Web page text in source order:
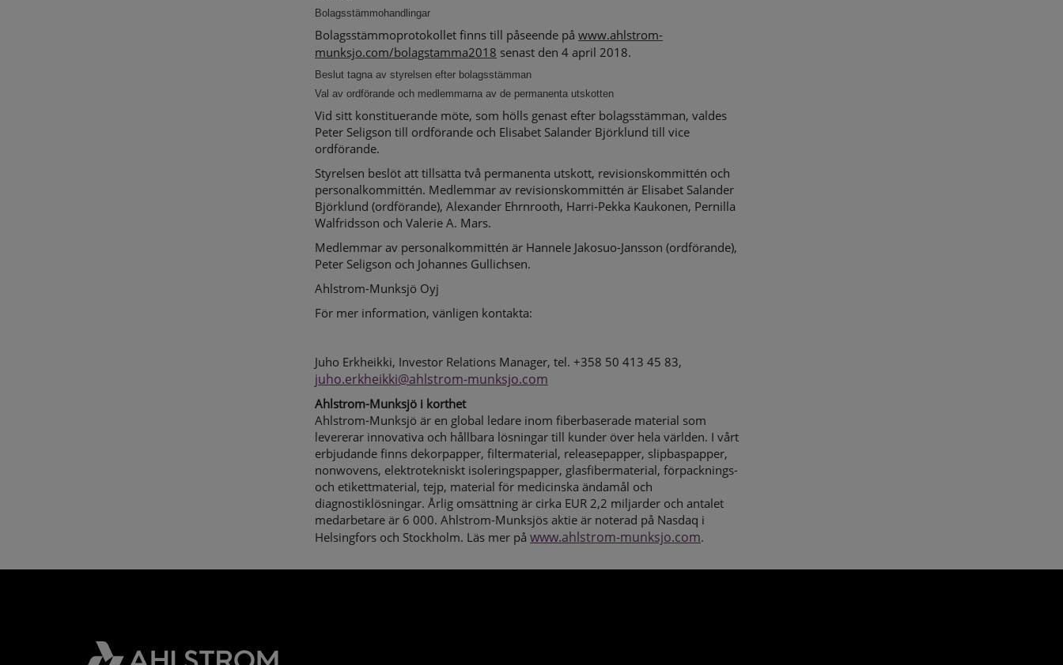
Bolagsstämmohandlingar
Bolagsstämmoprotokollet finns till påseende påwww.ahlstrom-
munksjo.com/bolagstamma2018 senast den 4 april 2018.
Beslut tagna av styrelsen efter bolagsstämman
Val av ordförande och medlemmarna av de permanenta utskotten
Vid sitt konstituerande möte, som hölls genast efter bolagsstämman, valdes
Peter Seligson till ordförande och Elisabet Salander Björklund till vice
ordförande.
Styrelsen beslöt att tillsätta två permanenta utskott, revisionskommittén och
personalkommittén. Medlemmar av revisionskommittén är Elisabet Salander
Björklund (ordförande), Alexander Ehrnrooth, Harri-Pekka Kaukonen, Pernilla
Walfridsson och Valerie A. Mars.
Medlemmar av personalkommittén är Hannele Jakosuo-Jansson (ordförande),
Peter Seligson och Johannes Gullichsen.
Ahlstrom-Munksjö Oyj
För mer information, vänligen kontakta:
Juho Erkheikki, Investor Relations Manager, tel.+358 50 413 45 83,
juho.erkheikki@ahlstrom-munksjo.com
Ahlstrom-Munksjö i korthet
Ahlstrom-Munksjö är en global ledare inom fiberbaserade material som
levererar innovativa och hållbara lösningar till kunder över hela världen. I vårt
erbjudande finns dekorpapper, filtermaterial, releasepapper, slipbaspapper,
nonwovens, elektrotekniskt isoleringspapper, glasfibermaterial, förpacknings-
och etikettmaterial, tejp, material för medicinska ändamål och
diagnostiklösningar. Årlig omsättning är cirka EUR 2,2 miljarder och antalet
medarbetare är 6 000. Ahlstrom-Munksjös aktie är noterad på Nasdaq i
Helsingfors och Stockholm. Läs mer påwww.ahlstrom-munksjo.com.